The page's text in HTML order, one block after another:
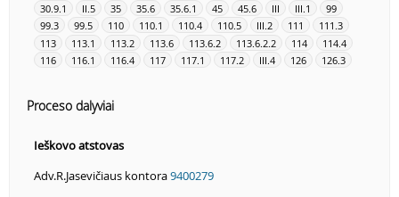
30.9.1
II.5 35 35.6 35.6.1 45 45.6 III III.1
99
99.3
99.5 110 110.1 110.4 110.5 III.2 111
111.3
113
113.1 113.2 113.6 113.6.2 113.6.2.2 114
114.4
116
116.1 116.4 117 117.1 117.2 III.4 126 126.3
Proceso dalyviai
Ieškovo atstovas
Adv.R.Jasevičiaus kontora9400279